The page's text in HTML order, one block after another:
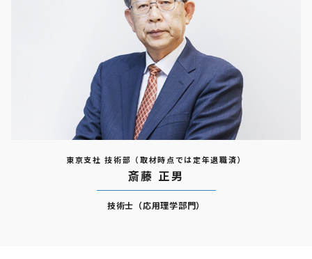
東京支社 技術部（取材時点では定年退職済）
斎藤 正男
技術士（応用理学部門）